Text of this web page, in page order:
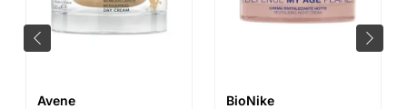
Avene BioNike